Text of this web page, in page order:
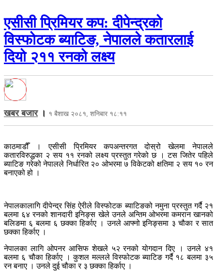
एसीसी प्रिमियर कप: दीपेन्द्रको
विस्फोटक ब्याटिङ, नेपालले कतारलाई
दियो २११ रनको लक्ष्य
खबर बजार। १ बैशाख २०८१, शनिबार १८:११
काठमाडौँ । एसीसी प्रिमियर कपअन्तरगत दोस्रो खेलमा नेपालले
कतारविरुद्धका २ सय ११ रनको लक्ष्य प्रस्तुत गरेको छ । टस जितेर पहिले
ब्याटिङ गरेको नेपालले निर्धारित २० ओभरमा ७ विकेटको क्षतिमा २ सय १० रन
बनाएको हो ।
नेपालकालागि दीपेन्द्र सिंह ऐरीले विस्फोटक ब्याटिङको नमुना प्रस्तुत गर्दै २१
बलमा ६४ रनको शानदारी इनिङ्स खेले उनले अन्तिम ओभरमा कमरान खानको
बलिङमा ६ बलमा ६ छक्का हिर्काए । उनले आफ्नो इनिङ्समा ३ चौका र सात
छक्का हिर्काए ।
नेपालका लागि ओपनर आसिफ शेखले ५२ रनको योगदान दिए । उनले ४१
बलमा ६ चौका हिर्काए । कुशल मल्लले विस्फोटक ब्याटिङ गर्दै १८ बलमा ३५
रन बनाए । उनले दुई चौका र ३ छक्का हिर्काए ।